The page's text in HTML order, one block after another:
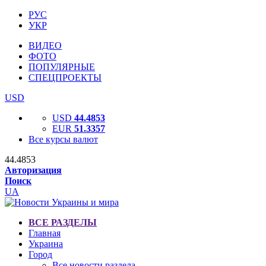
РУС
УКР
ВИДЕО
ФОТО
ПОПУЛЯРНЫЕ
СПЕЦПРОЕКТЫ
USD
USD 44.4853
EUR 51.3357
Все курсы валют
44.4853
Авторизация
Поиск
UA
ВСЕ РАЗДЕЛЫ
Главная
Украина
Город